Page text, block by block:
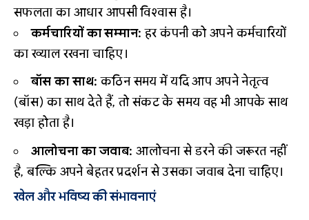
सफलता का आधार आपसी विश्वास है।
कर्मचारियों का सम्मान: हर कंपनी को अपने कर्मचारियों
का ख्याल रखना चाहिए।
बॉस का साथ: कठिन समय में यदि आप अपने नेतृत्व
(बॉस) का साथ देते हैं, तो संकट के समय वह भी आपके साथ
खड़ा होता है।
आलोचना का जवाब: आलोचना से डरने की जरूरत नहीं
है, बल्कि अपने बेहतर प्रदर्शन से उसका जवाब देना चाहिए।
खेल और भविष्य की संभावनाएं